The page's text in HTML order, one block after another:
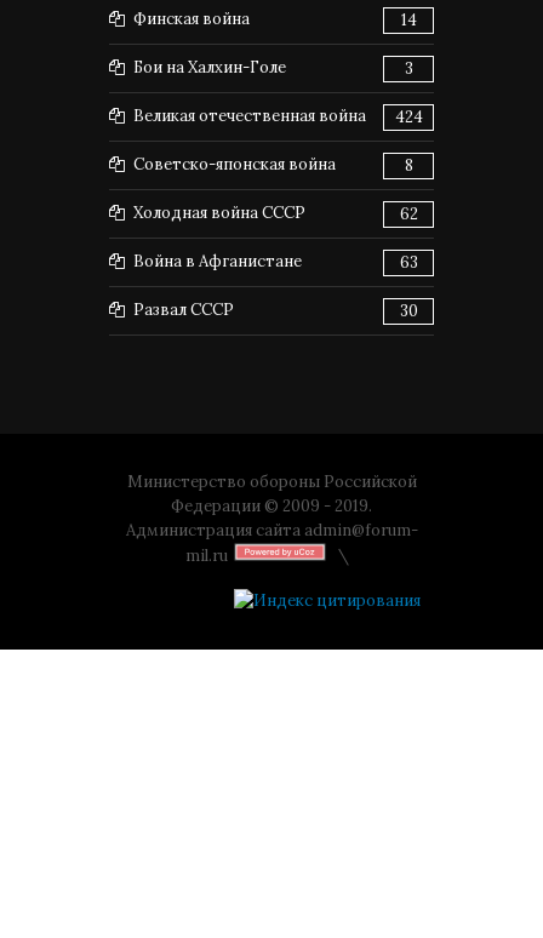
Финская война 14
Бои на Халхин-Голе 3
Великая отечественная война 424
Советско-японская война 8
Холодная война СССР 62
Война в Афганистане 63
Развал СССР 30
Министерство обороны Российской
Федерации © 2009 - 2019.
Администрация сайта admin@forum-
mil.ru